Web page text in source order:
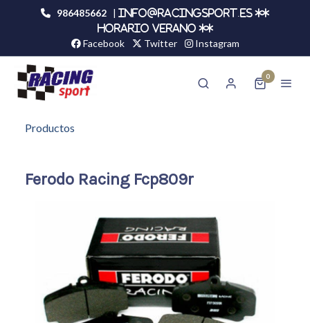
986485662 |
info@racingsport.es **
HORARIO VERANO **
Facebook Twitter Instagram
0
Productos
Ferodo Racing Fcp809r